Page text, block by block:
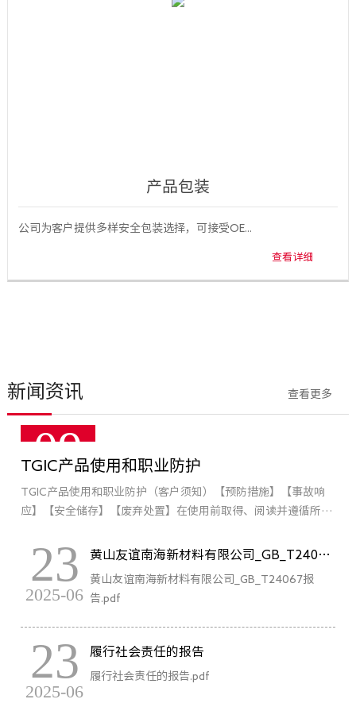
产品包装
公司为客户提供多样安全包装选择，可接受OE...
查看详细
新闻资讯 查看更多
09
2021-01
TGIC产品使用和职业防护
TGIC产品使用和职业防护（客户须知）【预防措施】【事故响
应】【安全储存】【废弃处置】在使用前取得、阅读并遵循所有
23
2025-06
黄山友谊南海新材料有限公司_GB_T24067报告
黄山友谊南海新材料有限公司_GB_T24067报
告.pdf
23
2025-06
履行社会责任的报告
履行社会责任的报告.pdf